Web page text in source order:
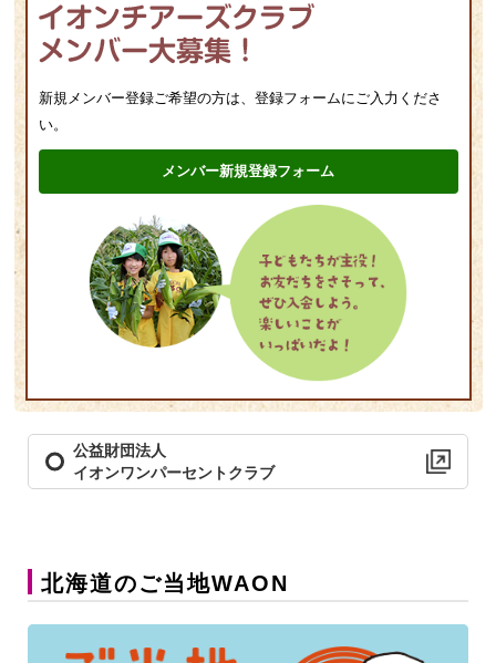
新規メンバー登録ご希望の方は、登録フォームにご入力くださ
い。
メンバー新規登録フォーム
公益財団法人
イオンワンパーセントクラブ
北海道のご当地WAON